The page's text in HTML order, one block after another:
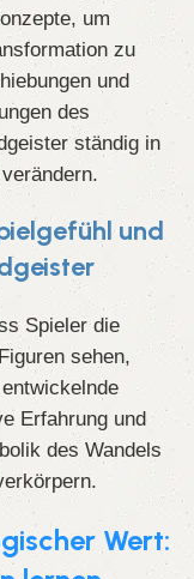
um
zu
und
des
ständig in
und
Spieler die
sehen,
Erfahrung und
des Wandels
Wert: